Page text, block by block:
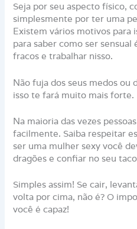
Seja por seu aspecto físico,
simplesmente por ter uma
Existem vários motivos para
para saber como ser
fracos e trabalhar nisso.
Não fuja dos seus medos ou
isso te fará muito mais forte.
Na maioria das vezes
facilmente. Saiba respeitar
ser uma mulher sexy você
dragões e confiar no seu
Simples assim! Se cair,
volta por cima, não é? O
você é capaz!